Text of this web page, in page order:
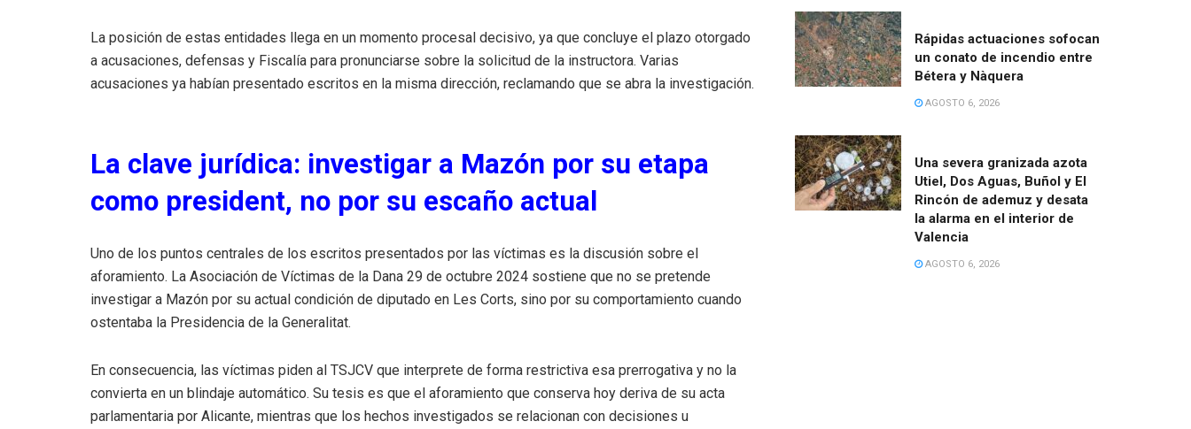
La posición de estas entidades llega en un momento procesal decisivo, ya que concluye el plazo otorgado
a acusaciones, defensas y Fiscalía para pronunciarse sobre la solicitud de la instructora. Varias
acusaciones ya habían presentado escritos en la misma dirección, reclamando que se abra la investigación.
La clave jurídica: investigar a Mazón por su etapa
como president, no por su escaño actual
Uno de los puntos centrales de los escritos presentados por las víctimas es la discusión sobre el
aforamiento. La Asociación de Víctimas de la Dana 29 de octubre 2024 sostiene que no se pretende
investigar a Mazón por su actual condición de diputado en Les Corts, sino por su comportamiento cuando
ostentaba la Presidencia de la Generalitat.
En consecuencia, las víctimas piden al TSJCV que interprete de forma restrictiva esa prerrogativa y no la
convierta en un blindaje automático. Su tesis es que el aforamiento que conserva hoy deriva de su acta
parlamentaria por Alicante, mientras que los hechos investigados se relacionan con decisiones u
Rápidas actuaciones sofocan
un conato de incendio entre
Bétera y Nàquera
AGOSTO 6, 2026
Una severa granizada azota
Utiel, Dos Aguas, Buñol y El
Rincón de ademuz y desata
la alarma en el interior de
Valencia
AGOSTO 6, 2026